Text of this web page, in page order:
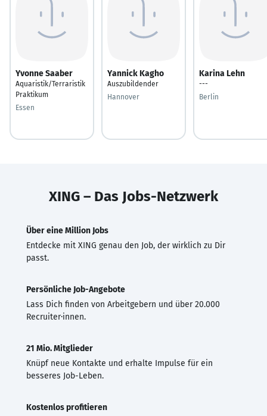
Yvonne Saaber
Aquaristik/Terraristik
Praktikum
Essen
Yannick Kagho
Auszubildender
Hannover
Karina Lehn
---
Berlin
XING – Das Jobs-Netzwerk
Über eine Million Jobs
Entdecke mit XING genau den Job, der wirklich zu Dir
passt.
Persönliche Job-Angebote
Lass Dich finden von Arbeitgebern und über 20.000
Recruiter·innen.
21 Mio. Mitglieder
Knüpf neue Kontakte und erhalte Impulse für ein
besseres Job-Leben.
Kostenlos profitieren